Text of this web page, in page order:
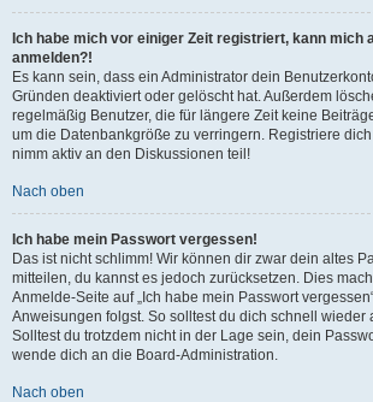
Ich habe mich vor einiger Zeit registriert, kann mich
anmelden?!
Es kann sein, dass ein Administrator dein
Gründen deaktiviert oder gelöscht hat. Außerdem
regelmäßig Benutzer, die für längere Zeit keine
um die Datenbankgröße zu verringern. Registriere
nimm aktiv an den Diskussionen teil!
Nach oben
Ich habe mein Passwort vergessen!
Das ist nicht schlimm! Wir können dir zwar dein altes
mitteilen, du kannst es jedoch zurücksetzen. Dies
Anmelde-Seite auf „Ich habe mein Passwort
Anweisungen folgst. So solltest du dich schnell wieder
Solltest du trotzdem nicht in der Lage sein, dein
wende dich an die Board-Administration.
Nach oben